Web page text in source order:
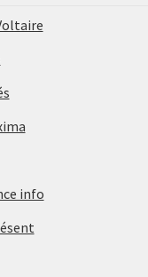
info